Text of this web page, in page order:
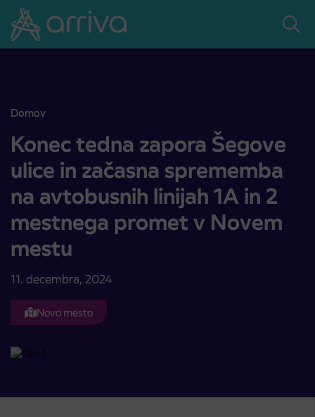
Skoči na vsebino
Domov
Konec tedna zapora Šegove ulice in začasna sprememba na
Konec tedna zapora Šegove
ulice in začasna sprememba
na avtobusnih linijah 1A in 2
mestnega promet v Novem
mestu
11. decembra, 2024
Novo mesto